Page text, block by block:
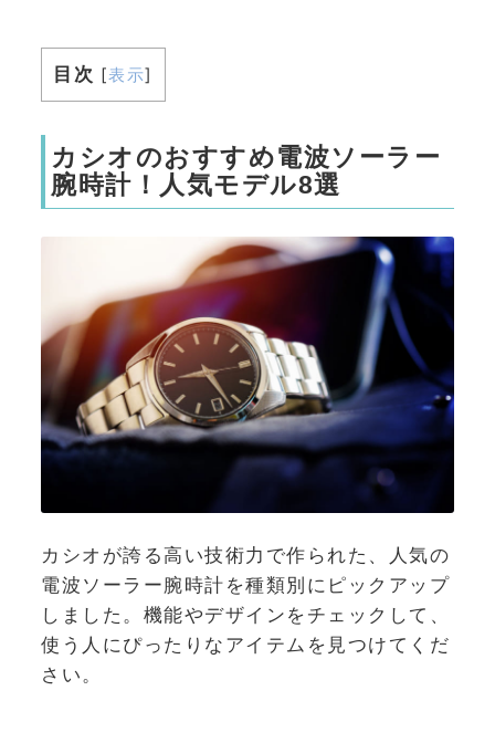
目次 [表示]
カシオのおすすめ電波ソーラー
腕時計！人気モデル8選
カシオが誇る高い技術力で作られた、人気の
電波ソーラー腕時計を種類別にピックアップ
しました。機能やデザインをチェックして、
使う人にぴったりなアイテムを見つけてくだ
さい。